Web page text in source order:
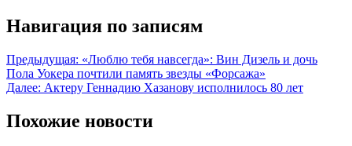
Навигация по записям
Предыдущая: «Люблю тебя навсегда»: Вин Дизель и дочь
Пола Уокера почтили память звезды «Форсажа»
Далее: Актеру Геннадию Хазанову исполнилось 80 лет
Похожие новости